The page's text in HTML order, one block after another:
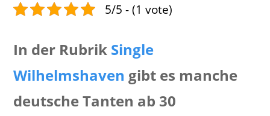
5/5 - (1 vote)
In der Rubrik Single
Wilhelmshaven gibt es manche
deutsche Tanten ab 30